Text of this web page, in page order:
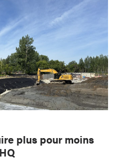
plus pour moins